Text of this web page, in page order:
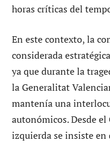
horas críticas del
En este contexto, la
considerada
ya que durante la
la Generalitat
mantenía una
autonómicos. Desde
izquierda se insiste en